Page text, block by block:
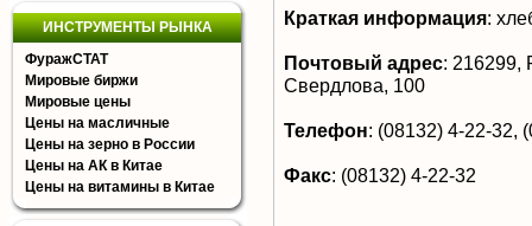
ИНСТРУМЕНТЫ РЫНКА
ФуражСТАТ
Мировые биржи
Мировые цены
Цены на масличные
Цены на зерно в России
Цены на АК в Китае
Цены на витамины в Китае
Краткая информация:
Почтовый адрес: 216299,
Свердлова, 100
Телефон: (08132) 4-22-32,
Факс: (08132) 4-22-32